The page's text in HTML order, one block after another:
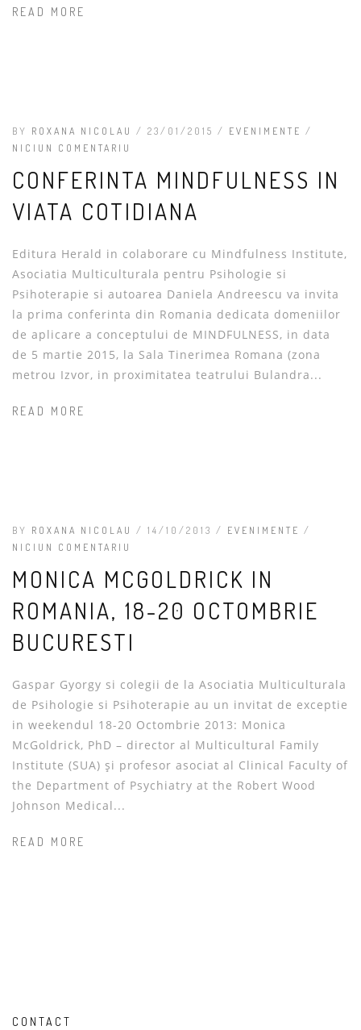
READ MORE
BY ROXANA NICOLAU / 23/01/2015 / EVENIMENTE /
NICIUN COMENTARIU
CONFERINTA MINDFULNESS IN
VIATA COTIDIANA
Editura Herald in colaborare cu Mindfulness Institute,
Asociatia Multiculturala pentru Psihologie si
Psihoterapie si autoarea Daniela Andreescu va invita
la prima conferinta din Romania dedicata domeniilor
de aplicare a conceptului de MINDFULNESS, in data
de 5 martie 2015, la Sala Tinerimea Romana (zona
metrou Izvor, in proximitatea teatrului Bulandra...
READ MORE
BY ROXANA NICOLAU / 14/10/2013 / EVENIMENTE /
NICIUN COMENTARIU
MONICA MCGOLDRICK IN
ROMANIA, 18-20 OCTOMBRIE
BUCURESTI
Gaspar Gyorgy si colegii de la Asociatia Multiculturala
de Psihologie si Psihoterapie au un invitat de exceptie
in weekendul 18-20 Octombrie 2013: Monica
McGoldrick, PhD – director al Multicultural Family
Institute (SUA) și profesor asociat al Clinical Faculty of
the Department of Psychiatry at the Robert Wood
Johnson Medical...
READ MORE
CONTACT